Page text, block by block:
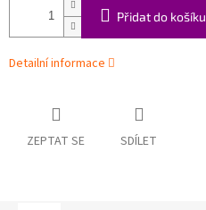
Přidat do košíku
Detailní informace
ZEPTAT SE SDÍLET